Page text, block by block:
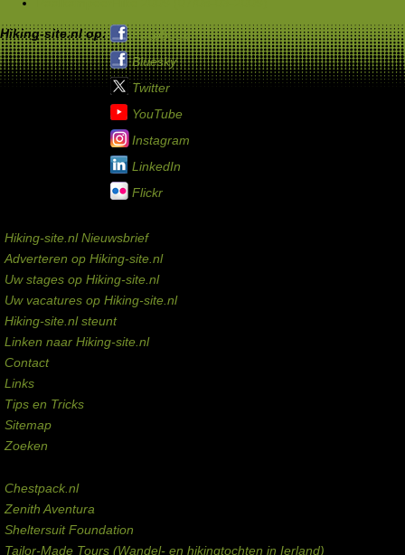
Hiking-site.nl op:
Facebook
Bluesky
Twitter
YouTube
Instagram
LinkedIn
Flickr
Hiking-site.nl Nieuwsbrief
Adverteren op Hiking-site.nl
Uw stages op Hiking-site.nl
Uw vacatures op Hiking-site.nl
Hiking-site.nl steunt
Linken naar Hiking-site.nl
Contact
Links
Tips en Tricks
Sitemap
Zoeken
Chestpack.nl
Zenith Aventura
Sheltersuit Foundation
Tailor-Made Tours (Wandel- en hikingtochten in Ierland)